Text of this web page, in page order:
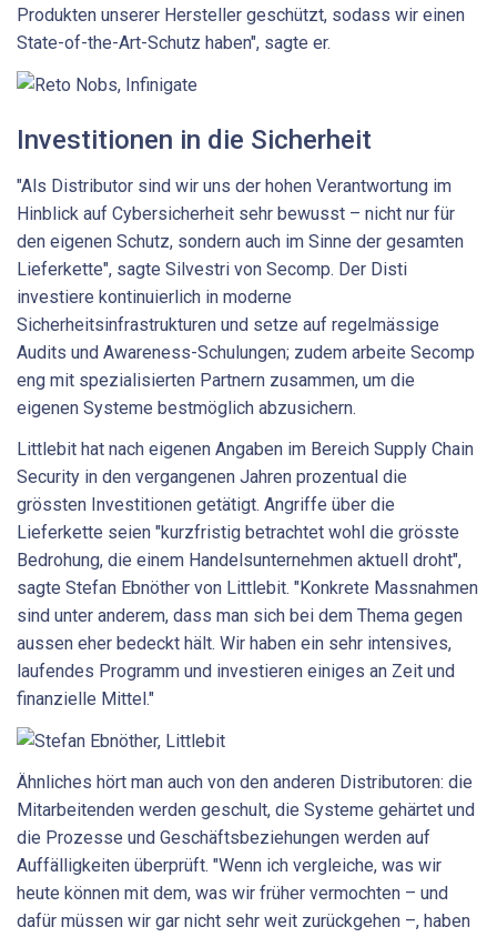
Produkten unserer Hersteller geschützt, sodass wir einen
State-of-the-Art-Schutz haben", sagte er.
Investitionen in die Sicherheit
"Als Distributor sind wir uns der hohen Verantwortung im
Hinblick auf Cybersicherheit sehr bewusst – nicht nur für
den eigenen Schutz, sondern auch im Sinne der gesamten
Lieferkette", sagte Silvestri von Secomp. Der Disti
investiere kontinuierlich in moderne
Sicherheitsinfrastrukturen und setze auf regelmässige
Audits und Awareness-Schulungen; zudem arbeite Secomp
eng mit spezialisierten Partnern ­zusammen, um die
eigenen Systeme bestmöglich abzu­sichern.
Littlebit hat nach eigenen Angaben im Bereich Supply Chain
Security in den vergangenen Jahren prozentual die
grössten Investitionen getätigt. Angriffe über die
Lieferkette seien "kurzfristig betrachtet wohl die grösste
Bedrohung, die einem Handelsunternehmen aktuell droht",
sagte Stefan Ebnöther von Littlebit. "Konkrete Massnahmen
sind unter anderem, dass man sich bei dem Thema gegen
aussen eher bedeckt hält. Wir haben ein sehr intensives,
laufendes Programm und investieren einiges an Zeit und
finanzielle Mittel."
Ähnliches hört man auch von den anderen Distributoren: die
Mitarbeitenden werden geschult, die Systeme gehärtet und
die Prozesse und Geschäftsbeziehungen werden auf
Auffälligkeiten überprüft. "Wenn ich vergleiche, was wir
heute können mit dem, was wir früher vermochten – und
dafür müssen wir gar nicht sehr weit zurückgehen –, haben